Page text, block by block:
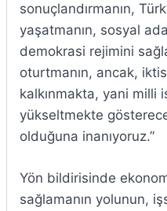
sonuçlandırmanın,
yaşatmanın, sosyal
demokrasi rejimini
oturtmanın, ancak,
kalkınmakta, yani milli
yükseltmekte
olduğuna inanıyoruz.”
Yön bildirisinde
sağlamanın yolunun,